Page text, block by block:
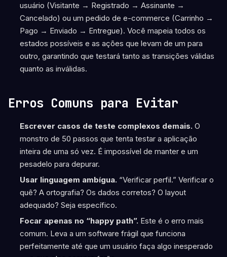
usuário (Visitante → Registrado → Assinante →
Cancelado) ou um pedido de e-commerce (Carrinho →
Pago → Enviado → Entregue). Você mapeia todos os
estados possíveis e as ações que levam de um para
outro, garantindo que testará tanto as transições válidas
quanto as inválidas.
Erros Comuns para Evitar
Escrever casos de teste complexos demais.O
monstro de 50 passos que tenta testar a aplicação
inteira de uma só vez. É impossível de manter e um
pesadelo para depurar.
Usar linguagem ambígua.“Verificar perfil.” Verificar o
quê? A ortografia? Os dados corretos? O layout
adequado? Seja específico.
Focar apenas no “happy path”.Este é o erro mais
comum. Leva a um software frágil que funciona
perfeitamente até que um usuário faça algo inesperado